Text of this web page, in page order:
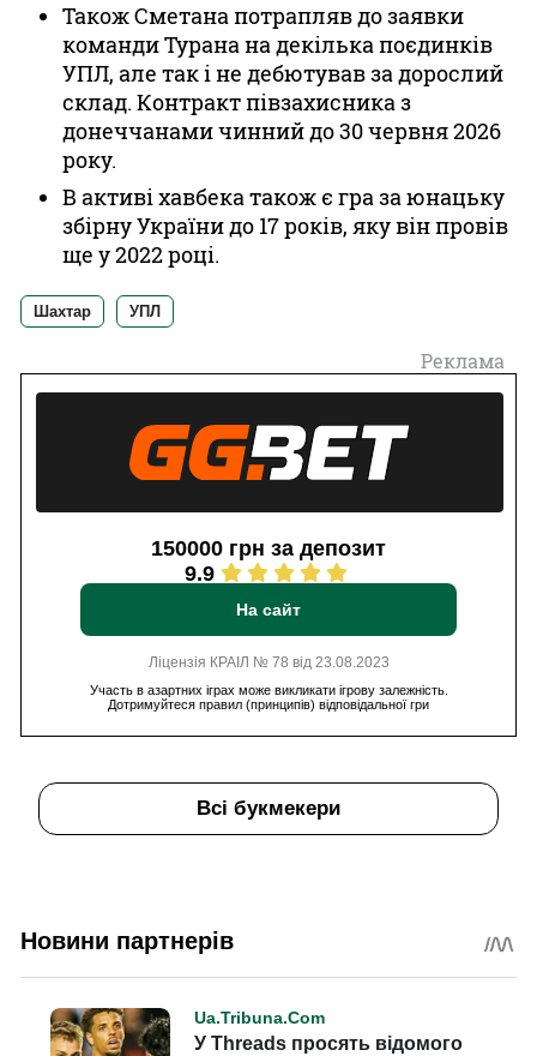
Також Сметана потрапляв до заявки
команди Турана на декілька поєдинків
УПЛ, але так і не дебютував за дорослий
склад. Контракт півзахисника з
донеччанами чинний до 30 червня 2026
року.
В активі хавбека також є гра за юнацьку
збірну України до 17 років, яку він провів
ще у 2022 році.
Шахтар УПЛ
Реклама
150000 грн за депозит
9.9
На сайт
Ліцензія КРАІЛ № 78 від 23.08.2023
Участь в азартних іграх може викликати ігрову залежність.
Дотримуйтеся правил (принципів) відповідальної гри
Всі букмекери